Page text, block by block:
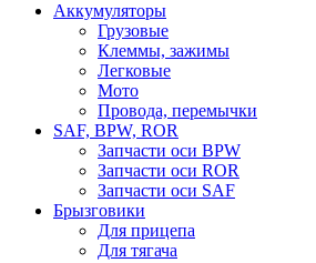
Аккумуляторы
Грузовые
Клеммы, зажимы
Легковые
Мото
Провода, перемычки
SAF, BPW, ROR
Запчасти оси BPW
Запчасти оси ROR
Запчасти оси SAF
Брызговики
Для прицепа
Для тягача